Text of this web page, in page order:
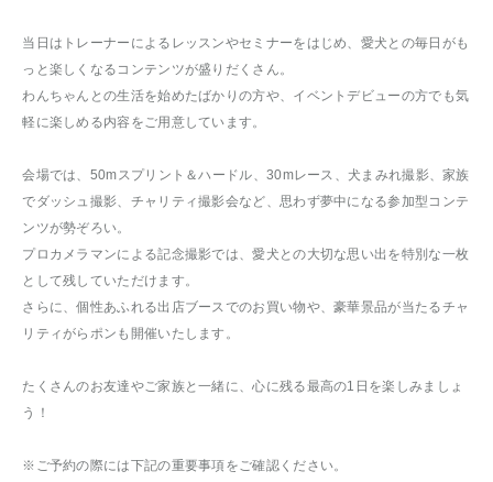
当日はトレーナーによるレッスンやセミナーをはじめ、愛犬との毎日がも
っと楽しくなるコンテンツが盛りだくさん。
わんちゃんとの生活を始めたばかりの方や、イベントデビューの方でも気
軽に楽しめる内容をご用意しています。
会場では、50mスプリント＆ハードル、30mレース、犬まみれ撮影、家族
でダッシュ撮影、チャリティ撮影会など、思わず夢中になる参加型コンテ
ンツが勢ぞろい。
プロカメラマンによる記念撮影では、愛犬との大切な思い出を特別な一枚
として残していただけます。
さらに、個性あふれる出店ブースでのお買い物や、豪華景品が当たるチャ
リティがらポンも開催いたします。
たくさんのお友達やご家族と一緒に、心に残る最高の1日を楽しみましょ
う！
※ご予約の際には下記の重要事項をご確認ください。